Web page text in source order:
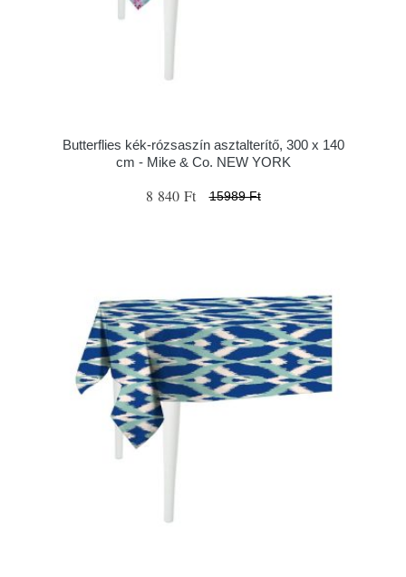
Butterflies kék-rózsaszín asztalterítő, 300 x 140
cm - Mike & Co. NEW YORK
8 840 Ft 15989 Ft